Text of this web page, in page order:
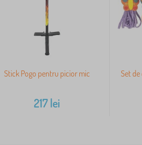
Stick Pogo pentru picior mic
217lei
Set